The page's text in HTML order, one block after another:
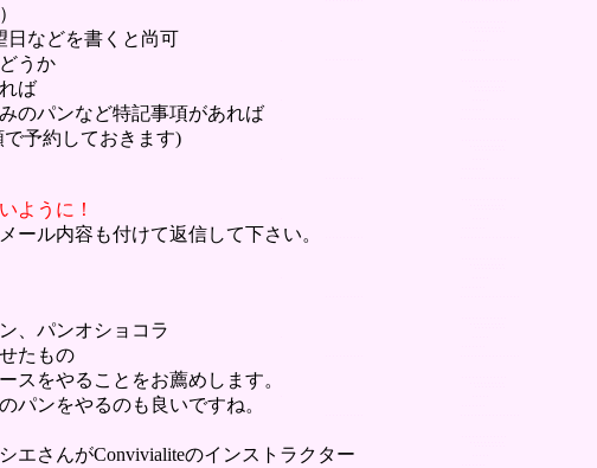
などを書くと尚可
うか
ば
のパンなど特記事項があれば
予約しておきます)
ように！
ール内容も付けて返信して下さい。
パンオショコラ
もの
やることをお薦めします。
をやるのも良いですね。
んがConvivialiteのインストラクター